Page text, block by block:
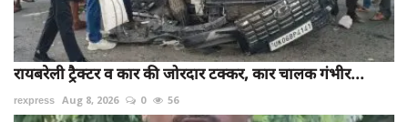
रायबरेली ट्रैक्टर व कार की जोरदार टक्कर, कार चालक गंभीर...
rexpress Aug 8, 2026 0 56